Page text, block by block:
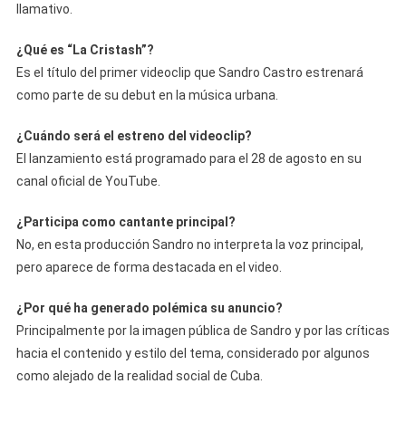
llamativo.
¿Qué es “La Cristash”?
Es el título del primer videoclip que Sandro Castro estrenará
como parte de su debut en la música urbana.
¿Cuándo será el estreno del videoclip?
El lanzamiento está programado para el 28 de agosto en su
canal oficial de YouTube.
¿Participa como cantante principal?
No, en esta producción Sandro no interpreta la voz principal,
pero aparece de forma destacada en el video.
¿Por qué ha generado polémica su anuncio?
Principalmente por la imagen pública de Sandro y por las críticas
hacia el contenido y estilo del tema, considerado por algunos
como alejado de la realidad social de Cuba.